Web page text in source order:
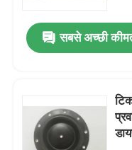
उद्धरण मांगें
वाल्व रबर डायाफ्राम
सबसे अच्छी